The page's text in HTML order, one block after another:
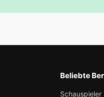
Beliebte
Schauspieler